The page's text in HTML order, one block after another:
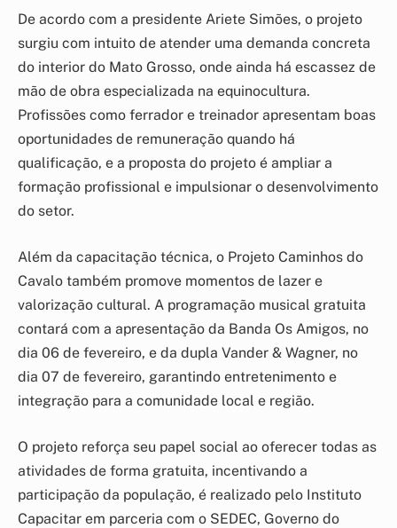
De acordo com a presidente Ariete Simões, o projeto
surgiu com intuito de atender uma demanda concreta
do interior do Mato Grosso, onde ainda há escassez de
mão de obra especializada na equinocultura.
Profissões como ferrador e treinador apresentam boas
oportunidades de remuneração quando há
qualificação, e a proposta do projeto é ampliar a
formação profissional e impulsionar o desenvolvimento
do setor.
Além da capacitação técnica, o Projeto Caminhos do
Cavalo também promove momentos de lazer e
valorização cultural. A programação musical gratuita
contará com a apresentação da Banda Os Amigos, no
dia 06 de fevereiro, e da dupla Vander & Wagner, no
dia 07 de fevereiro, garantindo entretenimento e
integração para a comunidade local e região.
O projeto reforça seu papel social ao oferecer todas as
atividades de forma gratuita, incentivando a
participação da população, é realizado pelo Instituto
Capacitar em parceria com o SEDEC, Governo do